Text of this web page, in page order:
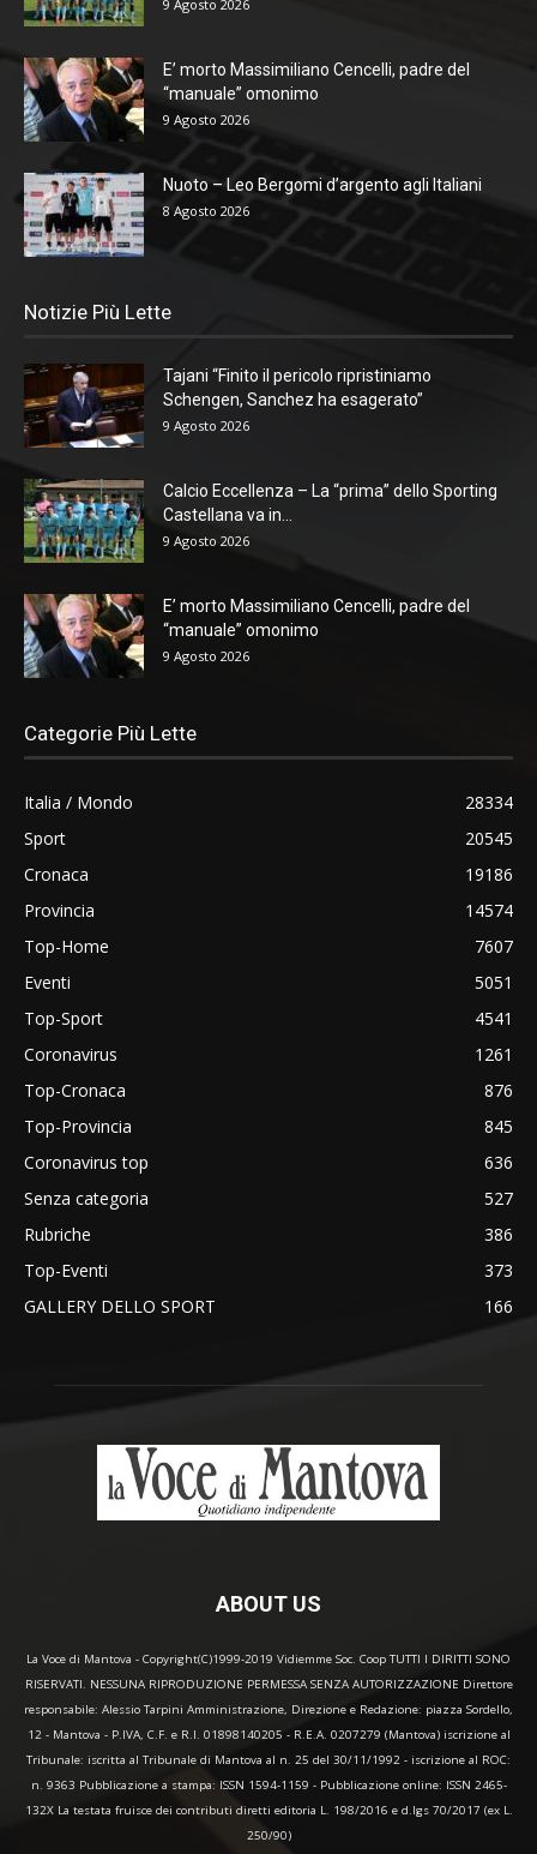
9 Agosto 2026
E’ morto Massimiliano Cencelli, padre del
“manuale” omonimo
9 Agosto 2026
Nuoto – Leo Bergomi d’argento agli Italiani
8 Agosto 2026
Notizie Più Lette
Tajani “Finito il pericolo ripristiniamo
Schengen, Sanchez ha esagerato”
9 Agosto 2026
Calcio Eccellenza – La “prima” dello Sporting
Castellana va in...
9 Agosto 2026
E’ morto Massimiliano Cencelli, padre del
“manuale” omonimo
9 Agosto 2026
Categorie Più Lette
Italia / Mondo
28334
Sport
20545
Cronaca
19186
Provincia
14574
Top-Home
7607
Eventi
5051
Top-Sport
4541
Coronavirus
1261
Top-Cronaca
876
Top-Provincia
845
Coronavirus top
636
Senza categoria
527
Rubriche
386
Top-Eventi
373
GALLERY DELLO SPORT
166
ABOUT US
La Voce di Mantova - Copyright(C)1999-2019 Vidiemme Soc. Coop TUTTI I DIRITTI SONO
RISERVATI. NESSUNA RIPRODUZIONE PERMESSA SENZA AUTORIZZAZIONE Direttore
responsabile: Alessio Tarpini Amministrazione, Direzione e Redazione: piazza Sordello,
12 - Mantova - P.IVA, C.F. e R.I. 01898140205 - R.E.A. 0207279 (Mantova) iscrizione al
Tribunale: iscritta al Tribunale di Mantova al n. 25 del 30/11/1992 - iscrizione al ROC:
n. 9363 Pubblicazione a stampa: ISSN 1594-1159 - Pubblicazione online: ISSN 2465-
132X La testata fruisce dei contributi diretti editoria L. 198/2016 e d.lgs 70/2017 (ex L.
250/90)